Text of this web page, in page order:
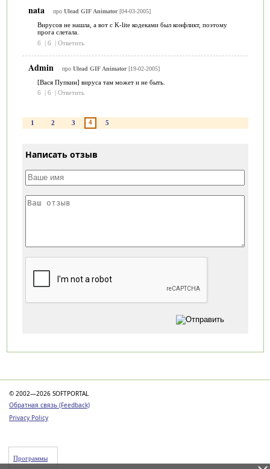
nata про Ulead GIF Animator[04-03-2005]
Вирусов не нашла, а вот с K-lite кодеками был конфликт, поэтому
прога слетала.
6
| 6 | Ответить
Admin про Ulead GIF Animator[19-02-2005]
[Вася Пупкин] вируса там может и не быть.
6
| 6 | Ответить
1 2 3 4 5
Написать отзыв
© 2002—2026 SOFTPORTAL
Обратная связь (Feedback)
Privacy Policy
Программы